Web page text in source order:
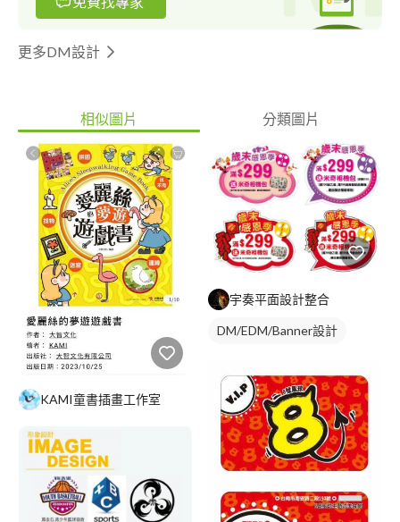
更多DM設計
相似圖片 分類圖片
KAMI童書插畫工作室
宇奏平面設計整合
DM/EDM/Banner設計